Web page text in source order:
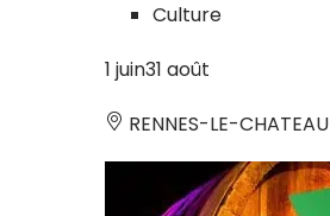
Culture
1 juin31 août
RENNES-LE-CHATEAU